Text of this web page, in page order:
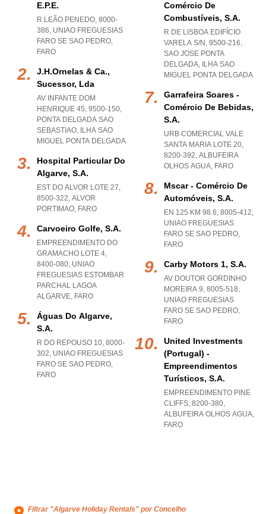
E.p.e.
R LEÃO PENEDO, 8000-
386, UNIAO FREGUESIAS
FARO SE SAO PEDRO,
FARO
J.h.ornelas & Ca.,
Sucessor, Lda
AV INFANTE DOM
HENRIQUE 45, 9500-150,
PONTA DELGADA SAO
SEBASTIAO, ILHA SAO
MIGUEL PONTA DELGADA
Hospital Particular Do
Algarve, S.a.
EST DO ALVOR LOTE 27,
8500-322, ALVOR
PORTIMAO, FARO
Carvoeiro Golfe, S.a.
EMPREENDIMENTO DO
GRAMACHO LOTE 4,
8400-080, UNIAO
FREGUESIAS ESTOMBAR
PARCHAL LAGOA
ALGARVE, FARO
Águas Do Algarve,
S.a.
R DO REPOUSO 10, 8000-
302, UNIAO FREGUESIAS
FARO SE SAO PEDRO,
FARO
Comércio De
Combustíveis, S.a.
R DE LISBOA EDIFÍCIO
VARELA S/N, 9500-216,
SAO JOSE PONTA
DELGADA, ILHA SAO
MIGUEL PONTA DELGADA
Garrafeira Soares -
Comércio De Bebidas,
S.a.
URB COMERCIAL VALE
SANTA MARIA LOTE 20,
8200-392, ALBUFEIRA
OLHOS AGUA, FARO
Mscar - Comércio De
Automóveis, S.a.
EN 125 KM 98.6, 8005-412,
UNIAO FREGUESIAS
FARO SE SAO PEDRO,
FARO
Carby Motors 1, S.a.
AV DOUTOR GORDINHO
MOREIRA 9, 8005-518,
UNIAO FREGUESIAS
FARO SE SAO PEDRO,
FARO
United Investments
(portugal) -
Empreendimentos
Turísticos, S.a.
EMPREENDIMENTO PINE
CLIFFS, 8200-380,
ALBUFEIRA OLHOS AGUA,
FARO
Filtrar "Algarve Holiday Rentals" por Concelho